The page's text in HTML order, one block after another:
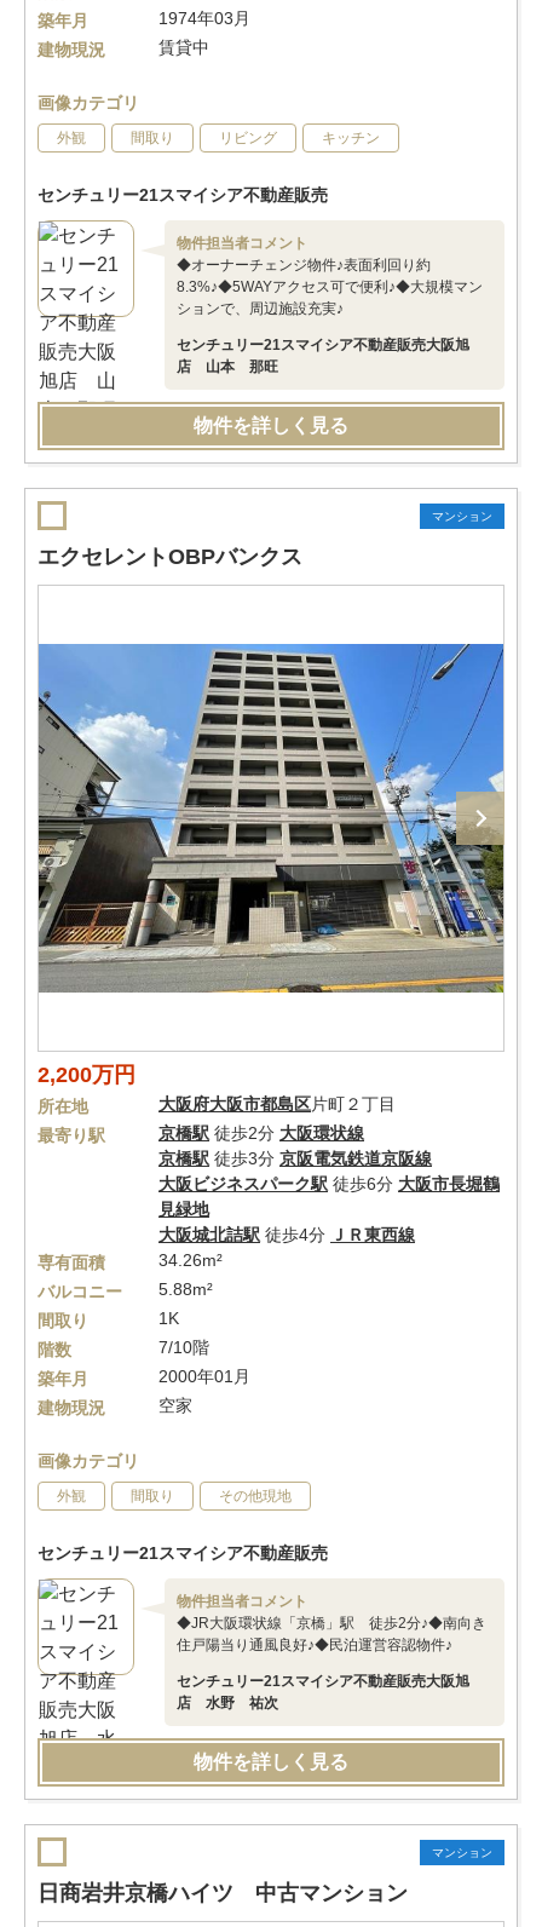
築年月
1974年03月
建物現況
賃貸中
画像カテゴリ
外観 間取り リビング キッチン
センチュリー21スマイシア不動産販売
物件担当者コメント
◆オーナーチェンジ物件♪表面利回り約
8.3%♪◆5WAYアクセス可で便利♪◆大規模マン
ションで、周辺施設充実♪
センチュリー21スマイシア不動産販売大阪旭
店 山本 那旺
物件を詳しく見る
マンション
エクセレントOBPバンクス
2,200万円
所在地 大阪府大阪市都島区片町２丁目
最寄り駅
京橋駅 徒歩2分 大阪環状線
京橋駅 徒歩3分 京阪電気鉄道京阪線
大阪ビジネスパーク駅 徒歩6分 大阪市長堀鶴
見緑地
大阪城北詰駅 徒歩4分 ＪＲ東西線
専有面積
34.26m²
バルコニー
5.88m²
間取り
1K
階数
7/10階
築年月
2000年01月
建物現況
空家
画像カテゴリ
外観 間取り その他現地
センチュリー21スマイシア不動産販売
物件担当者コメント
◆JR大阪環状線「京橋」駅 徒歩2分♪◆南向き
住戸陽当り通風良好♪◆民泊運営容認物件♪
センチュリー21スマイシア不動産販売大阪旭
店 水野 祐次
物件を詳しく見る
マンション
日商岩井京橋ハイツ 中古マンション